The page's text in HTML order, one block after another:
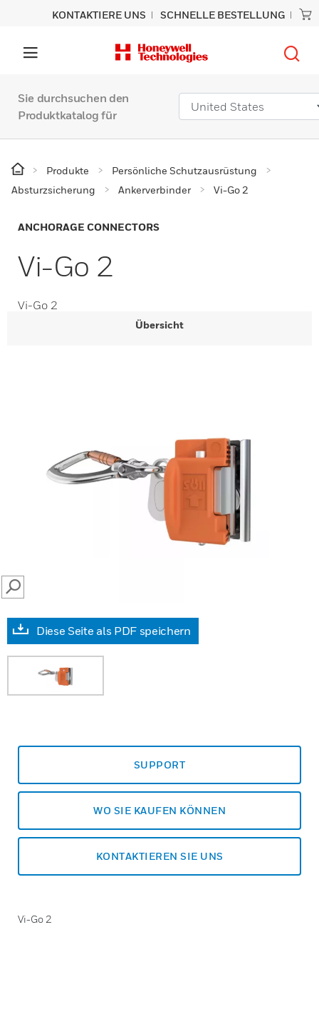
KONTAKTIERE UNS SCHNELLE BESTELLUNG
Sie durchsuchen den
Produktkatalog für
Produkte
Persönliche Schutzausrüstung
Absturzsicherung
Ankerverbinder Vi-Go 2
ANCHORAGE CONNECTORS
Vi-Go 2
Vi-Go 2
Übersicht
SEARCH
Diese Seite als PDF speichern
SUPPORT
WO SIE KAUFEN KÖNNEN
KONTAKTIEREN SIE UNS
Vi-Go 2